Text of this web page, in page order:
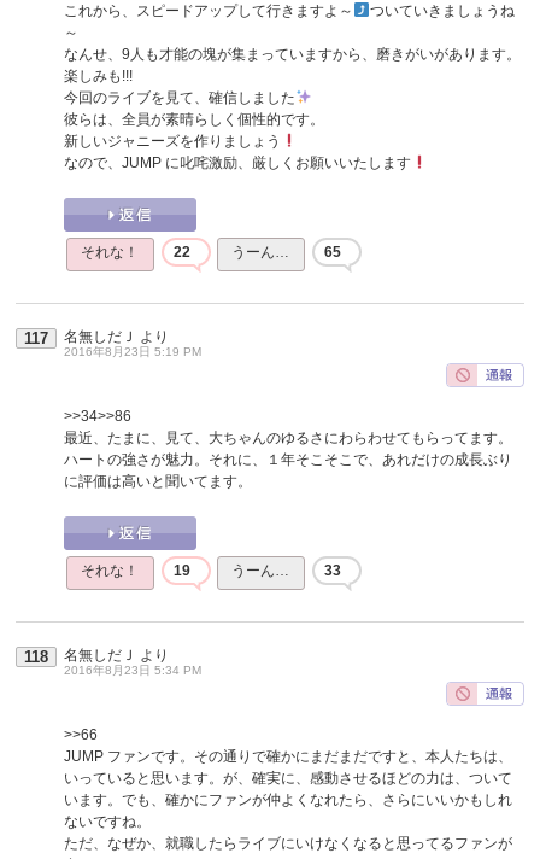
これから、スピードアップして行きますよ～
ついていきましょうね
～
なんせ、9人も才能の塊が集まっていますから、磨きがいがあります。
楽しみも!!!
今回のライブを見て、確信しました
彼らは、全員が素晴らしく個性的です。
新しいジャニーズを作りましょう
なので、JUMP に叱咤激励、厳しくお願いいたします
それな！ 22 うーん… 65
117 名無しだＪ より
2016年8月23日 5:19 PM
>>34>>86
最近、たまに、見て、大ちゃんのゆるさにわらわせてもらってます。
ハートの強さが魅力。それに、１年そこそこで、あれだけの成長ぶり
に評価は高いと聞いてます。
それな！ 19 うーん… 33
118 名無しだＪ より
2016年8月23日 5:34 PM
>>66
JUMP ファンです。その通りで確かにまだまだですと、本人たちは、
いっていると思います。が、確実に、感動させるほどの力は、ついて
います。でも、確かにファンが仲よくなれたら、さらにいいかもしれ
ないですね。
ただ、なぜか、就職したらライブにいけなくなると思ってるファンが